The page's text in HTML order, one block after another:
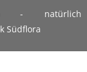
natürlich